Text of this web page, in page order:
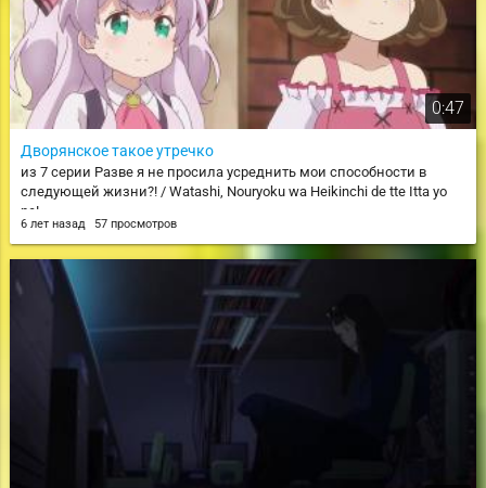
0:47
Дворянское такое утречко
из 7 серии Разве я не просила усреднить мои способности в
следующей жизни?! / Watashi, Nouryoku wa Heikinchi de tte Itta yo
ne!
6 лет назад 57 просмотров